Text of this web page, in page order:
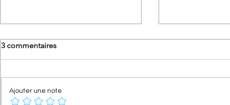
3 commentaires
Ajouter une note